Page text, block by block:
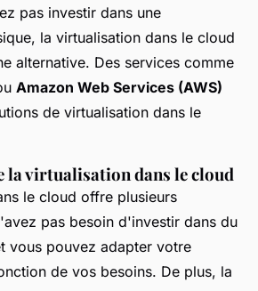
pas investir dans une
la virtualisation dans le cloud
alternative. Des services comme
Amazon Web Services (AWS)
de virtualisation dans le
la virtualisation dans le cloud
le cloud offre plusieurs
pas besoin d'investir dans du
vous pouvez adapter votre
de vos besoins. De plus, la